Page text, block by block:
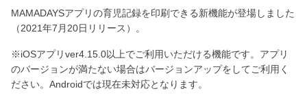
MAMADAYSアプリの育児記録を印刷できる新機能が登場しました
（2021年7月20日リリース）。
※iOSアプリver4.15.0以上でご利用いただける機能です。アプリ
のバージョンが満たない場合はバージョンアップをしてご利用く
ださい。Androidでは現在未対応となります。